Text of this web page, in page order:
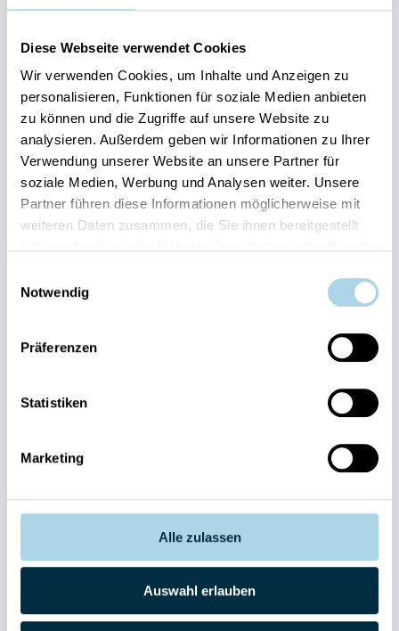
Diese Webseite verwendet Cookies
Wir verwenden Cookies, um Inhalte und Anzeigen zu
personalisieren, Funktionen für soziale Medien anbieten
zu können und die Zugriffe auf unsere Website zu
analysieren. Außerdem geben wir Informationen zu Ihrer
Verwendung unserer Website an unsere Partner für
soziale Medien, Werbung und Analysen weiter. Unsere
Partner führen diese Informationen möglicherweise mit
weiteren Daten zusammen, die Sie ihnen bereitgestellt
Notwendig
Präferenzen
Statistiken
Marketing
Alle zulassen
Auswahl erlauben
9 Bewertungen
Ihre Vorteile auf einen Blick:
Bestpreis-Garantie für Ihren Urlaub
Flexible An- und Abreise 24/7 möglich
Risikofrei bis 60 Tage vorher stornieren
Sofortige Buchungsbestätigung
Persönlicher Gästeservice vor Ort Transparente
Fragen und Wünsche?
038393-
Anlage
Sterne